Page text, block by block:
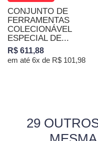
CONJUNTO DE
FERRAMENTAS
COLECIONÁVEL
ESPECIAL DE...
R$ 611,88
em até 6x de R$ 101,98
29